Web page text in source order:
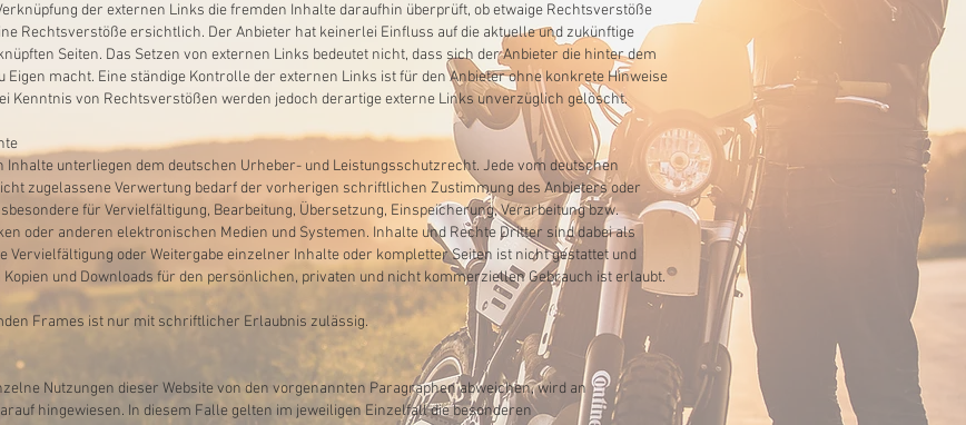
der externen Links die fremden Inhalte daraufhin überprüft, ob etwaige Rechtsverstöße
Rechtsverstöße ersichtlich. Der Anbieter hat keinerlei Einfluss auf die aktuelle und zukünftige
Seiten. Das Setzen von externen Links bedeutet nicht, dass sich der Anbieter die hinter dem
Eigen macht. Eine ständige Kontrolle der externen Links ist für den Anbieter ohne konkrete Hinweise
Kenntnis von Rechtsverstößen werden jedoch derartige externe Links unverzüglich gelöscht.
Inhalte unterliegen dem deutschen Urheber- und Leistungsschutzrecht. Jede vom deutschen
zugelassene Verwertung bedarf der vorherigen schriftlichen Zustimmung des Anbieters oder
für Vervielfältigung, Bearbeitung, Übersetzung, Einspeicherung, Verarbeitung bzw.
oder anderen elektronischen Medien und Systemen. Inhalte und Rechte Dritter sind dabei als
Vervielfältigung oder Weitergabe einzelner Inhalte oder kompletter Seiten ist nicht gestattet und
und Downloads für den persönlichen, privaten und nicht kommerziellen Gebrauch ist erlaubt.
Frames ist nur mit schriftlicher Erlaubnis zulässig.
Nutzungen dieser Website von den vorgenannten Paragraphen abweichen, wird an
hingewiesen. In diesem Falle gelten im jeweiligen Einzelfall die besonderen